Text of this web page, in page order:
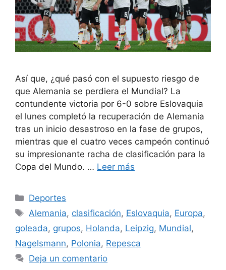
Así que, ¿qué pasó con el supuesto riesgo de
que Alemania se perdiera el Mundial? La
contundente victoria por 6-0 sobre Eslovaquia
el lunes completó la recuperación de Alemania
tras un inicio desastroso en la fase de grupos,
mientras que el cuatro veces campeón continuó
su impresionante racha de clasificación para la
Copa del Mundo. … Leer más
Categorías
Deportes
Etiquetas
Alemania, clasificación, Eslovaquia, Europa,
goleada, grupos, Holanda, Leipzig, Mundial,
Nagelsmann, Polonia, Repesca
Deja un comentario